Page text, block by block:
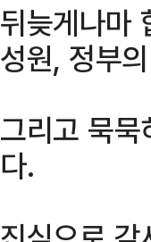
뒤늦게나마
성원, 정부
그리고 묵
다.